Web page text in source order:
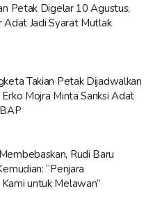
Petak Digelar 10 Agustus,
Adat Jadi Syarat Mutlak
Takian Petak Dijadwalkan
Mojra Minta Sanksi Adat
Rudi Baru
“Penjara
untuk Melawan”